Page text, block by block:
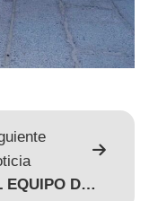
EL EQUIPO DE GIRSU CON LIMPIEZA EN ESCUELA Y AVENIDAS DE ZONA SUR